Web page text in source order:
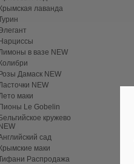
Крымская лаванда
Нарциссы
в вазе NEW
Колибри
Розы Дамаск NEW
NEW
маки
Пионы Le Gobelin
Бельгийское кружево
NEW
сад
Крымские маки
Распродажа